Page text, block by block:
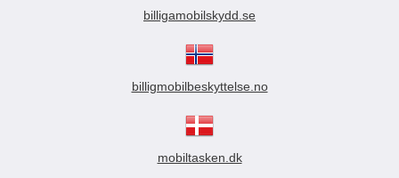
billigamobilskydd.se
billigmobilbeskyttelse.no
mobiltasken.dk